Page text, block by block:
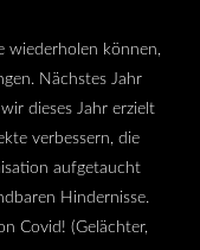
wiederholen können,
Nächstes Jahr
dieses Jahr erzielt
verbessern, die
aufgetaucht
Hindernisse.
Covid! (Gelächter,